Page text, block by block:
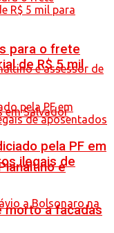
e
morto a facadas
para o frete
de R$ 5 mil
pela PF em
ilegais de